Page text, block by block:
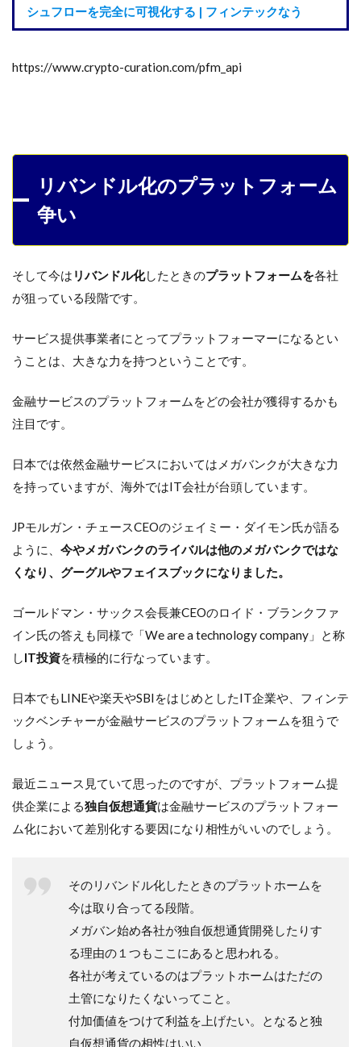
シュフローを完全に可視化する | フィンテックなう
https://www.crypto-curation.com/pfm_api
リバンドル化のプラットフォーム
争い
そして今は リバンドル化したときのプラットフォームを各社
が狙っている段階です。
サービス提供事業者にとってプラットフォーマーになるとい
うことは、大きな力を持つということです。
金融サービスのプラットフォームをどの会社が獲得するかも
注目です。
日本では依然金融サービスにおいてはメガバンクが大きな力
を持っていますが、海外ではIT会社が台頭しています。
JPモルガン・チェースCEOのジェイミー・ダイモン氏が語る
ように、 今やメガバンクのライバルは他のメガバンクではな
くなり、グーグルやフェイスブックになりました。
ゴールドマン・サックス会長兼CEOのロイド・ブランクファ
イン氏の答えも同様で「We are a technology company」と称
しIT投資を積極的に行なっています。
日本でもLINEや楽天やSBIをはじめとしたIT企業や、フィンテ
ックベンチャーが金融サービスのプラットフォームを狙うで
しょう。
最近ニュース見ていて思ったのですが、プラットフォーム提
供企業による独自仮想通貨は金融サービスのプラットフォー
ム化において差別化する要因になり相性がいいのでしょう。
そのリバンドル化したときのプラットホームを
今は取り合ってる段階。
メガバン始め各社が独自仮想通貨開発したりす
る理由の１つもここにあると思われる。
各社が考えているのはプラットホームはただの
土管になりたくないってこと。
付加価値をつけて利益を上げたい。となると独
自仮想通貨の相性はいい